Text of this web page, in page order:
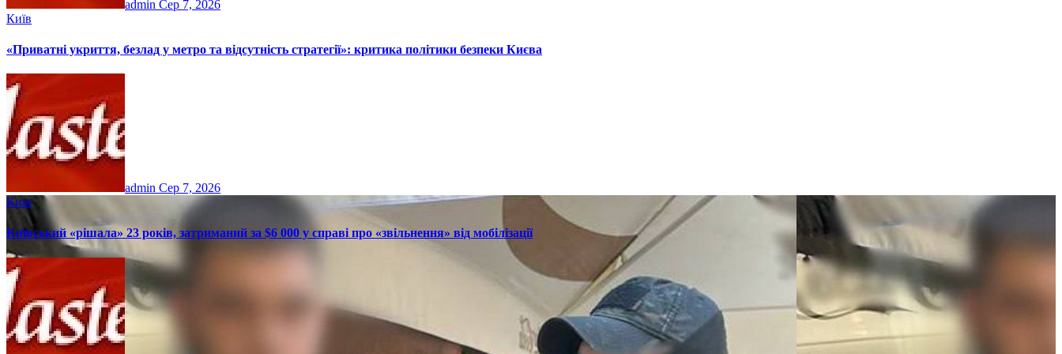
admin Сер 7, 2026
Київ
«Приватні укриття, безлад у метро та відсутність стратегії»: критика політики безпеки Києва
admin Сер 7, 2026
Київ
Київський «рішала» 23 років, затриманий за $6 000 у справі про «звільнення» від мобілізації